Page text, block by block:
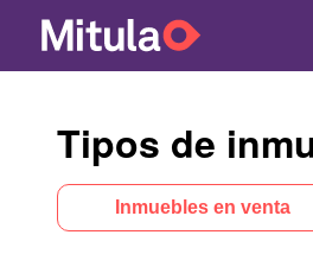
Tipos de
Inmuebles en venta